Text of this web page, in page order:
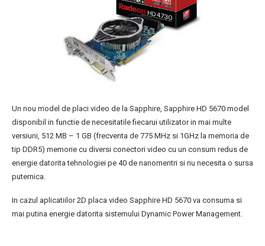
Un nou model de placi video de la Sapphire, Sapphire HD 5670 model
disponibil in functie de necesitatile fiecarui utilizator in mai multe
versiuni, 512 MB – 1 GB (frecventa de 775 MHz si 1GHz la memoria de
tip DDR5) memorie cu diversi conectori video cu un consum redus de
energie datorita tehnologiei pe 40 de nanomentri si nu necesita o sursa
puternica.
In cazul aplicatiilor 2D placa video Sapphire HD 5670 va consuma si
mai putina energie datorita sistemului Dynamic Power Management.